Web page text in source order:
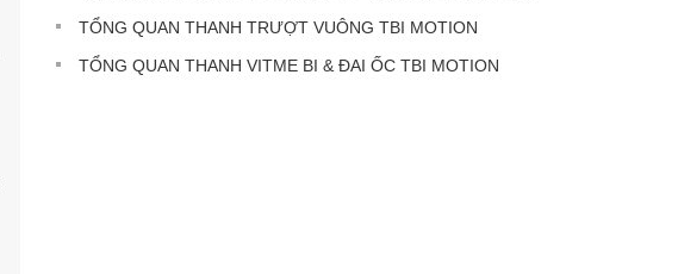
TỔNG QUAN THANH TRƯỢT VUÔNG TBI MOTION
TỔNG QUAN THANH VITME BI & ĐAI ỐC TBI MOTION